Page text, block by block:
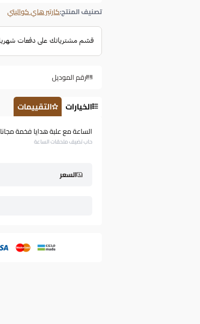
تصنيف المنتج:كارتير هاي كواليتي
رقم الموديل
الخيارات التقييمات
الساعة مع علبة هدايا فخمة مجانا
حاب تضيف ملحقات الساعة
السعر